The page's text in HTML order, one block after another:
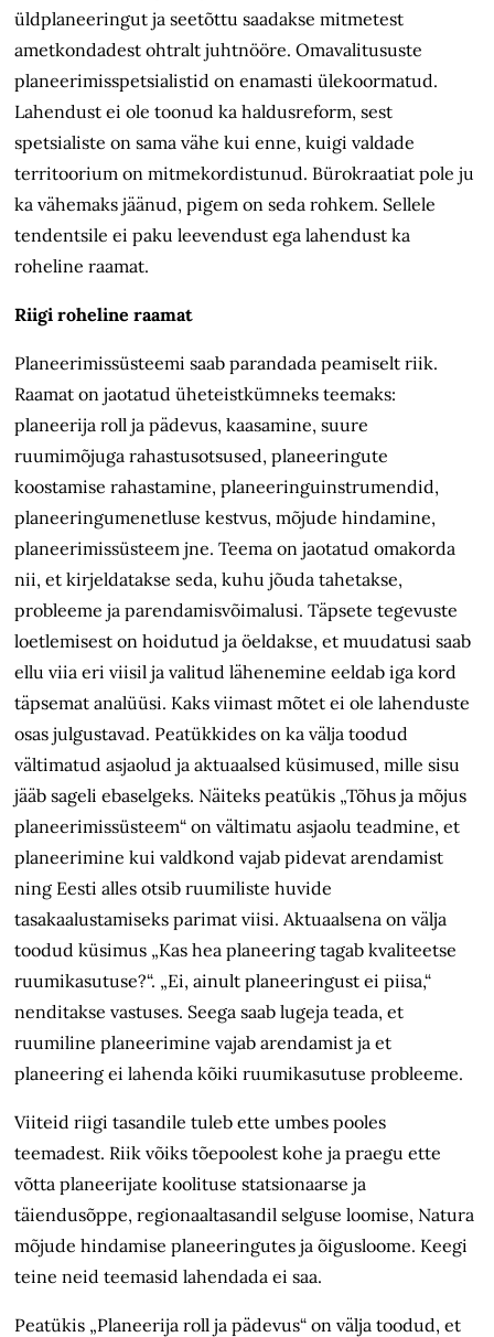
üldplaneeringut ja seetõttu saadakse mitmetest
ametkondadest ohtralt juhtnööre. Omavalitususte
planeerimisspetsialistid on enamasti ülekoormatud.
Lahendust ei ole toonud ka haldusreform, sest
spetsialiste on sama vähe kui enne, kuigi valdade
territoorium on mitmekordistunud. Bürokraatiat pole ju
ka vähemaks jäänud, pigem on seda rohkem. Sellele
tendentsile ei paku leevendust ega lahendust ka
roheline raamat.
Riigi roheline raamat
Planeerimissüsteemi saab parandada peamiselt riik.
Raamat on jaotatud üheteistkümneks teemaks:
planeerija roll ja pädevus, kaasamine, suure
ruumimõjuga rahastusotsused, planeeringute
koostamise rahastamine, planeeringuinstrumendid,
planeeringumenetluse kestvus, mõjude hindamine,
planeerimissüsteem jne. Teema on jaotatud omakorda
nii, et kirjeldatakse seda, kuhu jõuda tahetakse,
probleeme ja parendamisvõimalusi. Täpsete tegevuste
loetlemisest on hoidutud ja öeldakse, et muudatusi saab
ellu viia eri viisil ja valitud lähenemine eeldab iga kord
täpsemat analüüsi. Kaks viimast mõtet ei ole lahenduste
osas julgustavad. Peatükkides on ka välja toodud
vältimatud asjaolud ja aktuaalsed küsimused, mille sisu
jääb sageli ebaselgeks. Näiteks peatükis „Tõhus ja mõjus
planeerimissüsteem“ on vältimatu asjaolu teadmine, et
planeerimine kui valdkond vajab pidevat arendamist
ning Eesti alles otsib ruumiliste huvide
tasakaalustamiseks parimat viisi. Aktuaalsena on välja
toodud küsimus „Kas hea planeering tagab kvaliteetse
ruumikasutuse?“. „Ei, ainult planeeringust ei piisa,“
nenditakse vastuses. Seega saab lugeja teada, et
ruumiline planeerimine vajab arendamist ja et
planeering ei lahenda kõiki ruumikasutuse probleeme.
Viiteid riigi tasandile tuleb ette umbes pooles
teemadest. Riik võiks tõepoolest kohe ja praegu ette
võtta planeerijate koolituse statsionaarse ja
täiendusõppe, regionaaltasandil selguse loomise, Natura
mõjude hindamise planeeringutes ja õigusloome. Keegi
teine neid teemasid lahendada ei saa.
Peatükis „Planeerija roll ja pädevus“ on välja toodud, et